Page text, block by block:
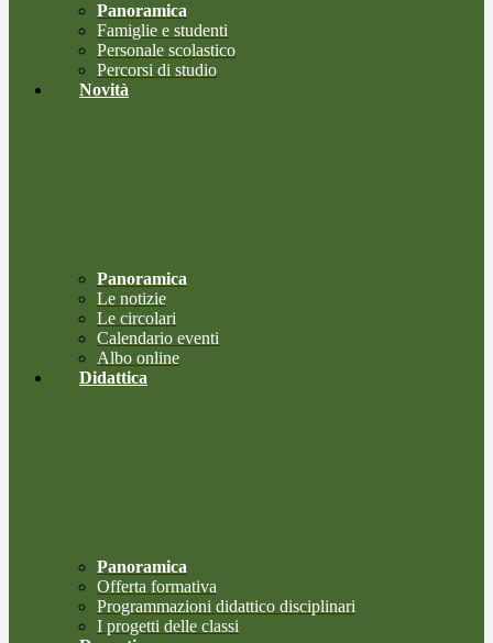
Panoramica
Famiglie e studenti
Personale scolastico
Percorsi di studio
Novità
Panoramica
Le notizie
Le circolari
Calendario eventi
Albo online
Didattica
Panoramica
Offerta formativa
Programmazioni didattico disciplinari
I progetti delle classi